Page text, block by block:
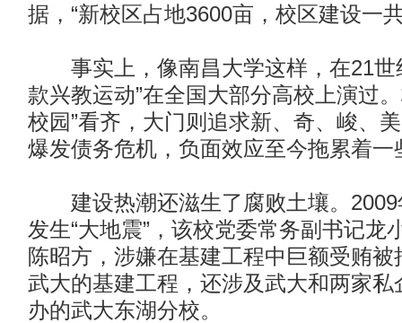
据，“新校区占地3600亩，校区建设一
事实上，像南昌大学这样，在21世
款兴教运动”在全国大部分高校上演过
校园”看齐，大门则追求新、奇、峻、
爆发债务危机，负面效应至今拖累着一
建设热潮还滋生了腐败土壤。2009
发生“大地震”，该校党委常务副书记龙
陈昭方，涉嫌在基建工程中巨额受贿
武大的基建工程，还涉及武大和两家私
办的武大东湖分校。